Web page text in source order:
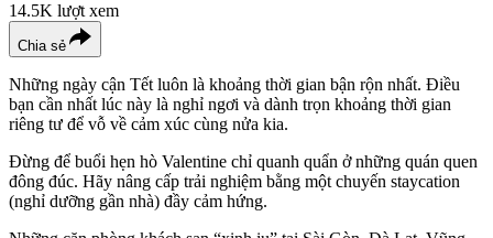
14.5K lượt xem
Chia sẻ
Những ngày cận Tết luôn là khoảng thời gian bận rộn nhất. Điều
bạn cần nhất lúc này là nghỉ ngơi và dành trọn khoảng thời gian
riêng tư để vỗ về cảm xúc cùng nửa kia.
Đừng để buổi hẹn hò Valentine chỉ quanh quẩn ở những quán quen
đông đúc. Hãy nâng cấp trải nghiệm bằng một chuyến staycation
(nghỉ dưỡng gần nhà) đầy cảm hứng.